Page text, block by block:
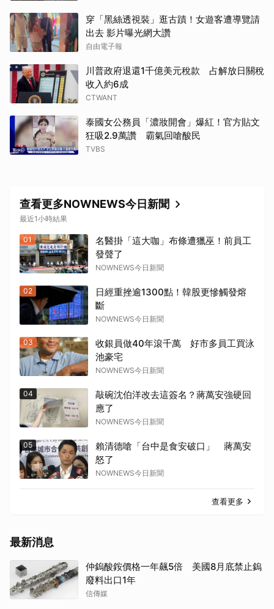
穿「黑絲透視裝」逛古蹟！女遊客遭導覽請
出去 影片曝光網大讚
自由電子報
川普政府退還1千億美元稅款 占解放日關稅
收入約6成
CTWANT
泰國女公務員「濃妝開會」爆紅！官方貼文
狂吸2.9萬讚 霸氣回嗆酸民
TVBS
查看更多NOWNEWS今日新聞
最近1小時結果
01
名醫掛「這大咖」布條遭獵巫！前員工
發聲了
NOWNEWS今日新聞
02
日經重挫逾1300點！韓股更慘觸發熔
斷
NOWNEWS今日新聞
03
收銀員做40年滾千萬 好市多員工買泳
池豪宅
NOWNEWS今日新聞
04
敲碗沈伯洋改去這簽名？蔣萬安強硬回
應了
NOWNEWS今日新聞
05
賴清德嗆「台中是食安破口」 蔣萬安
怒了
NOWNEWS今日新聞
查看更多
最新消息
仲鎢酸銨價格一年飆5倍 美國8月底禁止鎢
廢料出口1年
信傳媒